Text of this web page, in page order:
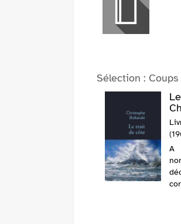
Sélection :
A